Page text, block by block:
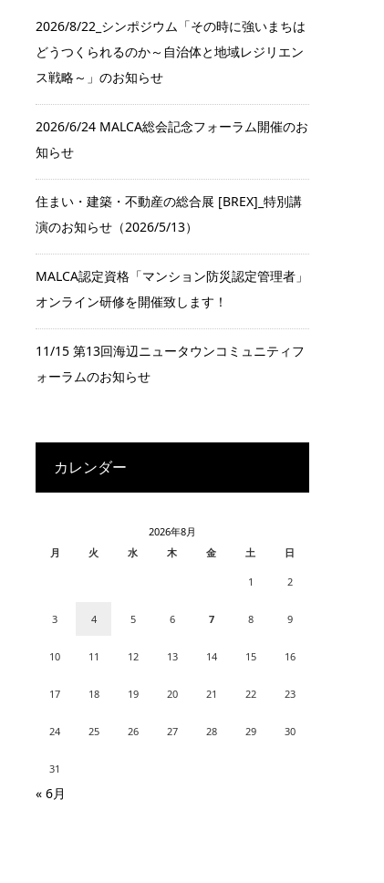
2026/8/22_シンポジウム「その時に強いまちは
どうつくられるのか～自治体と地域レジリエン
ス戦略～」のお知らせ
2026/6/24 MALCA総会記念フォーラム開催のお
知らせ
住まい・建築・不動産の総合展 [BREX]_特別講
演のお知らせ（2026/5/13）
MALCA認定資格「マンション防災認定管理者」
オンライン研修を開催致します！
11/15 第13回海辺ニュータウンコミュニティフ
ォーラムのお知らせ
カレンダー
2026年8月
月
火 水 木 金 土 日
1 2
3 4 5 6 7 8 9
10 11 12 13 14 15 16
17 18 19 20 21 22 23
24 25 26 27 28 29 30
31
« 6月